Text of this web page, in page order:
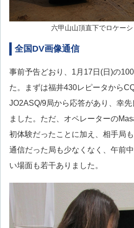
六甲山山頂直下でロケー
全国DV画像通信
事前予告どおり、1月17日(日)の
た。まずは福井430レピータから
JO2ASQ/9局から応答があり、幸先
ました。ただ、オペレーターの
初体験だったことに加え、相手局
通信だった局も少なくなく、午前
い場面も若干ありました。